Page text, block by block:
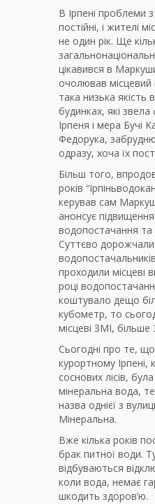
В Ірпені проблеми
постійні, і жителі
не один рік. Ще
цікавився в
очолював
така низька якість
будинках, які
Ірпеня і мера Бучі
Федорука,
одразу, хоча їх
Більш того,
років
керував сам
анонсує
водопостачання та
Суттєво дорожчали
проходили місцеві
році
коштувало дещо
кубометр, то
місцеві ЗМІ, більше
Сьогодні про те,
курортному Ірпені,
соснових лісів,
мінеральна вода,
назва однієї з
Мінеральна.
Вже кілька років
брак питної води.
відбуваються
коли вода, немає
шкодить здоров’ю.